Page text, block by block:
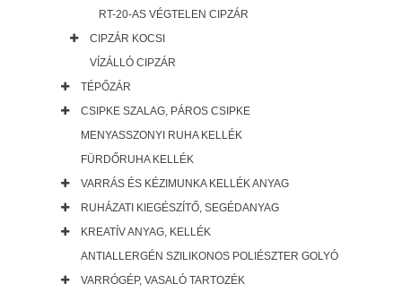
RT-20-AS VÉGTELEN CIPZÁR
CIPZÁR KOCSI
VÍZÁLLÓ CIPZÁR
TÉPŐZÁR
CSIPKE SZALAG, PÁROS CSIPKE
MENYASSZONYI RUHA KELLÉK
FÜRDŐRUHA KELLÉK
VARRÁS ÉS KÉZIMUNKA KELLÉK ANYAG
RUHÁZATI KIEGÉSZÍTŐ, SEGÉDANYAG
KREATÍV ANYAG, KELLÉK
ANTIALLERGÉN SZILIKONOS POLIÉSZTER GOLYÓ
VARRÓGÉP, VASALÓ TARTOZÉK